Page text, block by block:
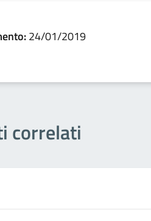
24/01/2019
correlati